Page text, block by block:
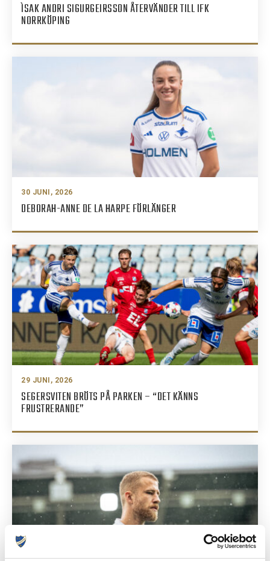
ÌSAK ANDRI SIGURGEIRSSON ÅTERVÄNDER TILL IFK
NORRKÖPING
30 JUNI, 2026
DEBORAH-ANNE DE LA HARPE FÖRLÄNGER
29 JUNI, 2026
SEGERSVITEN BRÖTS PÅ PARKEN – “DET KÄNNS
FRUSTRERANDE”